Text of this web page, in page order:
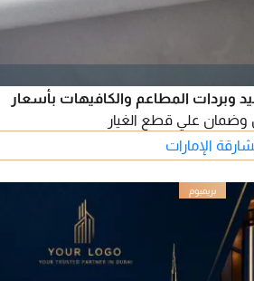
وبردات المطاعم والكافيهات بأسعار
علي قطع الغيار
الإمارات